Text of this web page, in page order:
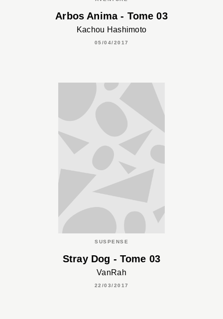
Arbos Anima - Tome 03
Kachou Hashimoto
05/04/2017
SUSPENSE
Stray Dog - Tome 03
VanRah
22/03/2017